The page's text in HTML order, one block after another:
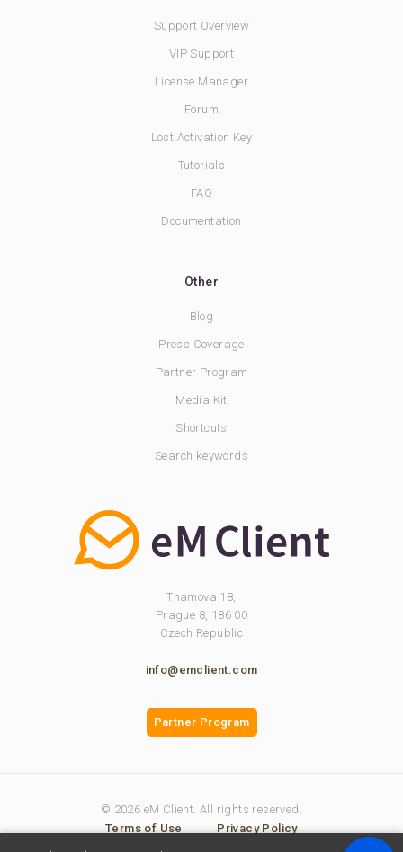
Support Overview
VIP Support
License Manager
Forum
Lost Activation Key
Tutorials
FAQ
Documentation
Other
Blog
Press Coverage
Partner Program
Media Kit
Shortcuts
Search keywords
Thamova 18,
Prague 8, 186 00
Czech Republic
info@emclient.com
Partner Program
© 2026 eM Client. All rights reserved.
Terms of Use
Privacy Policy